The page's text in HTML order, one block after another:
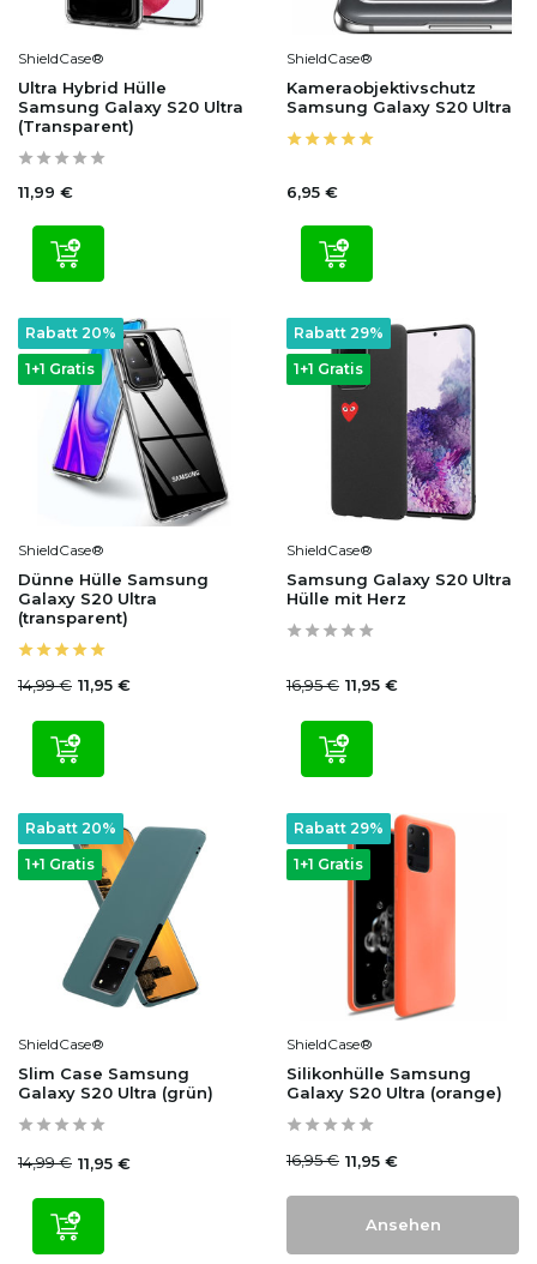
ShieldCase®
Ultra Hybrid Hülle
Samsung Galaxy S20 Ultra
(Transparent)
11,99 €
ShieldCase®
Kameraobjektivschutz
Samsung Galaxy S20 Ultra
6,95 €
1+1 Gratis
Rabatt 20%
ShieldCase®
Dünne Hülle Samsung
Galaxy S20 Ultra
(transparent)
14,99 € 11,95 €
1+1 Gratis
Rabatt 29%
ShieldCase®
Samsung Galaxy S20 Ultra
Hülle mit Herz
16,95 € 11,95 €
1+1 Gratis
Rabatt 20%
ShieldCase®
Slim Case Samsung
Galaxy S20 Ultra (grün)
14,99 € 11,95 €
1+1 Gratis
Rabatt 29%
ShieldCase®
Silikonhülle Samsung
Galaxy S20 Ultra (orange)
16,95 € 11,95 €
Ansehen